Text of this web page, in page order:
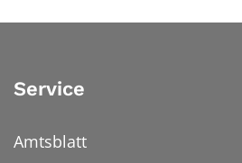
Service
Amtsblatt